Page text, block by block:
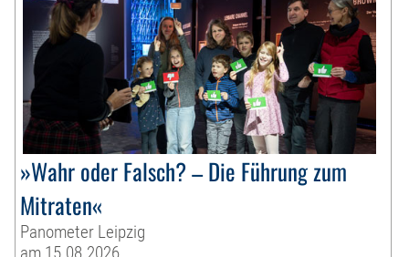
»Wahr oder Falsch? – Die Führung zum
Mitraten«
Panometer Leipzig